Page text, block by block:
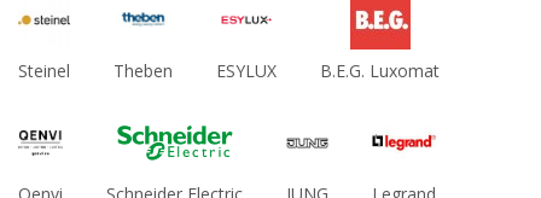
Steinel Theben ESYLUX B.E.G. Luxomat